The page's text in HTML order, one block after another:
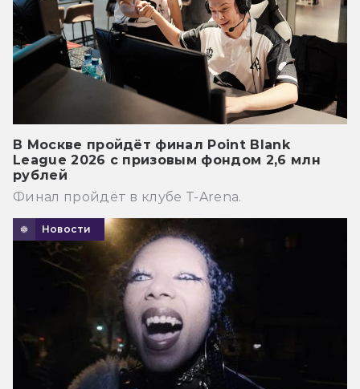
В Москве пройдёт финал Point Blank
League 2026 с призовым фондом 2,6 млн
рублей
Финал пройдёт в клубе T-Arena.
Новости